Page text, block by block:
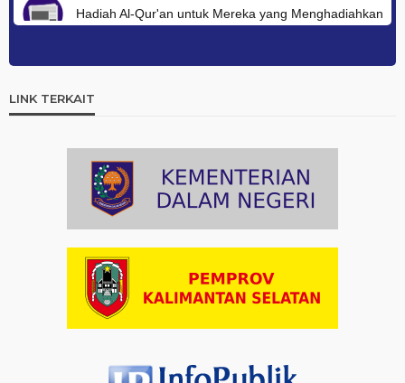
Hadiah Al-Qur'an untuk Mereka yang Menghadiahkan
Ini Teks Lengkap Doa Kebangsaan Umat Kristen
Protestan di Monas
Artikel
Paduan Suara yang Menyatukan Harapan untuk
Indonesia
Dalam Zikir dan Doa Kebangsaan, Tio Menemukan
Makna Keberagaman
Artikel 01-08-2026 18:00
Kebangsaan di Monas
LINK TERKAIT